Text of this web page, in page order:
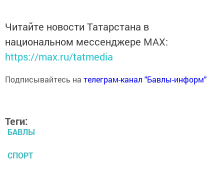
Читайте новости Татарстана в
национальном мессенджере MАХ:
https://max.ru/tatmedia
Подписывайтесь на телеграм-канал "Бавлы-информ"
Теги:
БАВЛЫ
СПОРТ